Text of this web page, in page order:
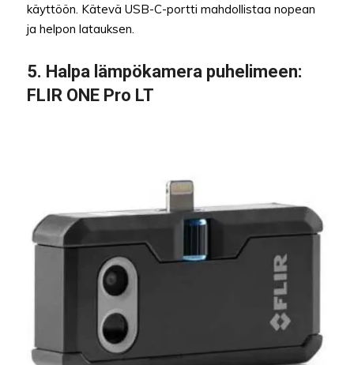
käyttöön. Kätevä USB-C-portti mahdollistaa nopean
ja helpon latauksen.
5. Halpa lämpökamera puhelimeen:
FLIR ONE Pro LT